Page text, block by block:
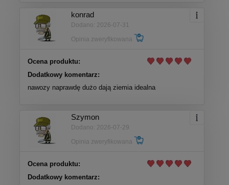
konrad
Dodano: 2026-07-31
Opinia zweryfikowana
Ocena produktu:
Dodatkowy komentarz:
nawozy naprawdę dużo dają ziemia idealna
Szymon
Dodano: 2026-07-29
Opinia zweryfikowana
Ocena produktu:
Dodatkowy komentarz: